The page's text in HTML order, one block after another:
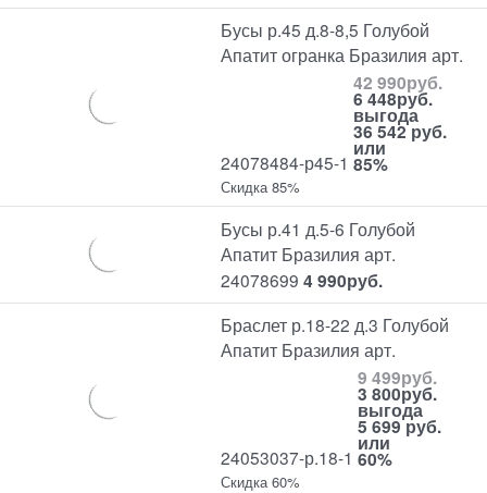
Бусы р.45 д.8-8,5 Голубой
Апатит огранка Бразилия арт.
24078484-р45-1
42 990руб.
6 448руб.
выгода
36 542 руб.
или
85%
Скидка 85%
Бусы р.41 д.5-6 Голубой
Апатит Бразилия арт.
24078699 4 990руб.
Браслет р.18-22 д.3 Голубой
Апатит Бразилия арт.
24053037-р.18-1
9 499руб.
3 800руб.
выгода
5 699 руб.
или
60%
Скидка 60%